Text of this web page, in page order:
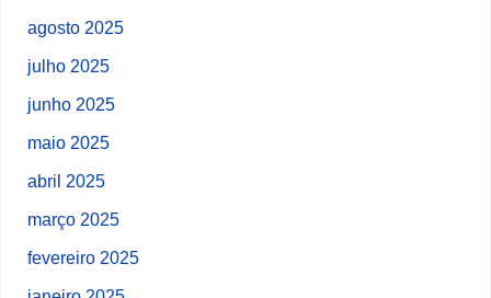
agosto 2025
julho 2025
junho 2025
maio 2025
abril 2025
março 2025
fevereiro 2025